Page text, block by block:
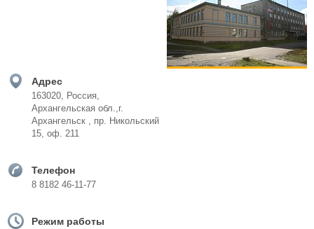
Адрес
163020, Россия,
Архангельская обл.,г.
Архангельск , пр. Никольский
15, оф. 211
Телефон
8 8182 46-11-77
Режим работы